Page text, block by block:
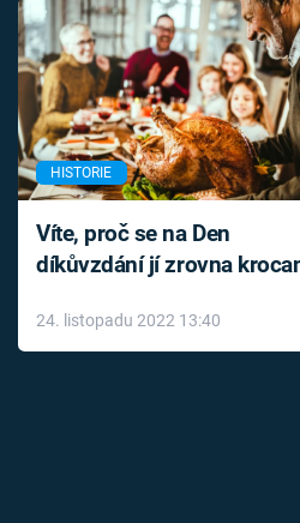
HISTORIE
Víte, proč se na Den
díkůvzdání jí zrovna
24. listopadu 2022 13:40